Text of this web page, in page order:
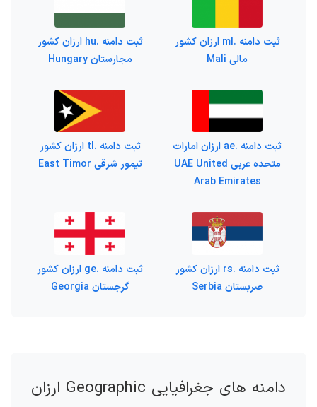
ثبت دامنه .ml ارزان کشور
مالی Mali
ثبت دامنه .hu ارزان کشور
مجارستان Hungary
ثبت دامنه .ae ارزان امارات
متحده عربی UAE United
Arab Emirates
ثبت دامنه .tl ارزان کشور
تیمور شرقی East Timor
ثبت دامنه .rs ارزان کشور
صربستان Serbia
ثبت دامنه .ge ارزان کشور
گرجستان Georgia
دامنه های جغرافیایی Geographic ارزان